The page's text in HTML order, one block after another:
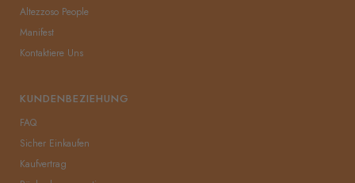
eserine dönüştürmekte.
[%100 İTALYAN YÜN ASTAR]
Merinos koyun yünü astar soğuk kış
Soğuk hava ve rüzgar cildinizin nem içeriğini
yanma, kaşıntı ve erken yaşlanma gibi pek
çok soruna neden olmakta. Altezzoso deri
eldiven sadece en iyi kalitede malzemeler
Altezzoso People
Manifest
Kontaktiere Uns
KUNDENBEZIEHUNG
FAQ
Sicher Einkaufen
Kaufvertrag